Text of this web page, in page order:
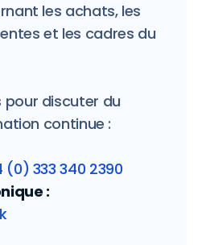
les achats, les
et les cadres du
discuter du
continue :
(0) 333 340 2390
: